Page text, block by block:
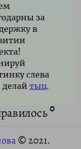
за
в
слева
тыц.
0
© 2021.